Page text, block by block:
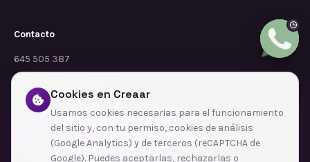
Contacto
645 505 387
info@dependalium.com
Mataró (Barcelona)
Déjanos tu reseña en Google
Cookies en Creaar
Usamos cookies necesarias para el funcionamiento
del sitio y, con tu permiso, cookies de análisis
(Google Analytics) y de terceros (reCAPTCHA de
Google). Puedes aceptarlas, rechazarlas o